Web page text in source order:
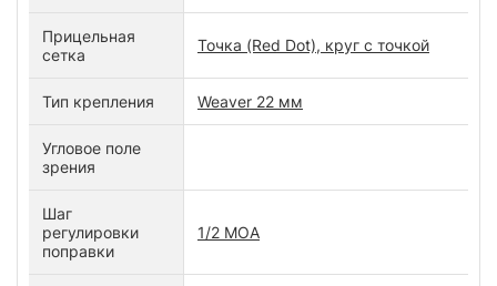
Прицельная
сетка
Точка (Red Dot), круг с точкой
Тип крепления Weaver 22 мм
Угловое поле
зрения
Шаг
регулировки
поправки
1/2 MOA